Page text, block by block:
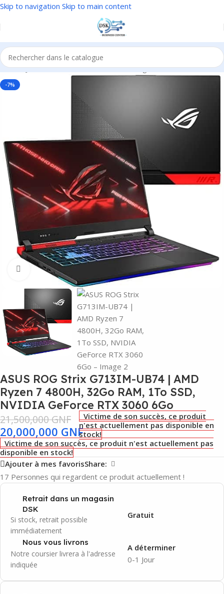
Skip to navigation Skip to main content
Accueil/Jeux & divertissements/PС Gaming
-7%
Agrandir
ASUS ROG Strix G713IM-UB74 | AMD
Ryzen 7 4800H, 32Go RAM, 1To SSD,
NVIDIA GeForce RTX 3060 6Go
21,500,000GNF
20,000,000 GNF
Victime de son succès, ce produit
n'est actuellement pas disponible en
stock!
Victime de son succès, ce produit n'est actuellement pas
disponible en stock!
Ajouter à mes favorisShare:
17 Personnes qui regardent ce produit actuellement !
Retrait dans un magasin
DSK
Si stock, retrait possible
immédiatement
Gratuit
Nous vous livrons
Notre coursier livrera à l'adresse
indiquée
0-1 Jour
A déterminer